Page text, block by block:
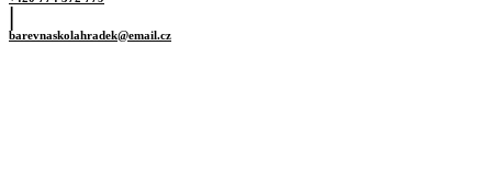
|
barevnaskolahradek@email.cz